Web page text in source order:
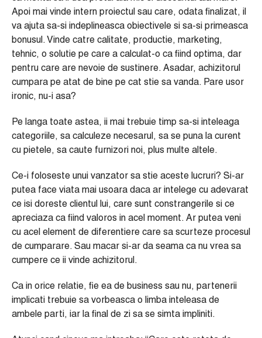
Apoi mai vinde intern proiectul sau care, odata finalizat, il
va ajuta sa-si indeplineasca obiectivele si sa-si primeasca
bonusul. Vinde catre calitate, productie, marketing,
tehnic, o solutie pe care a calculat-o ca fiind optima, dar
pentru care are nevoie de sustinere. Asadar, achizitorul
cumpara pe atat de bine pe cat stie sa vanda. Pare usor
ironic, nu-i asa?
Pe langa toate astea, ii mai trebuie timp sa-si inteleaga
categoriile, sa calculeze necesarul, sa se puna la curent
cu pietele, sa caute furnizori noi, plus multe altele.
Ce-i foloseste unui vanzator sa stie aceste lucruri? Si-ar
putea face viata mai usoara daca ar intelege cu adevarat
ce isi doreste clientul lui, care sunt constrangerile si ce
apreciaza ca fiind valoros in acel moment. Ar putea veni
cu acel element de diferentiere care sa scurteze procesul
de cumparare. Sau macar si-ar da seama ca nu vrea sa
cumpere ce ii vinde achizitorul.
Ca in orice relatie, fie ea de business sau nu, partenerii
implicati trebuie sa vorbeasca o limba inteleasa de
ambele parti, iar la final de zi sa se simta impliniti.